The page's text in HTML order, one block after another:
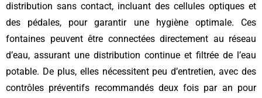
distribution sans contact, incluant des cellules optiques et
des pédales, pour garantir une hygiène optimale. Ces
fontaines peuvent être connectées directement au réseau
d’eau, assurant une distribution continue et filtrée de l’eau
potable. De plus, elles nécessitent peu d’entretien, avec des
contrôles préventifs recommandés deux fois par an pour